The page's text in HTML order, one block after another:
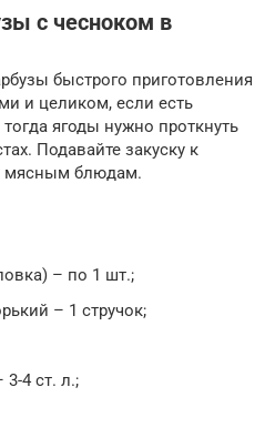
с чесноком в
быстрого приготовления
и целиком, если есть
ягоды нужно проткнуть
Подавайте закуску к
мясным блюдам.
– по 1 шт.;
– 1 стручок;
4 ст. л.;